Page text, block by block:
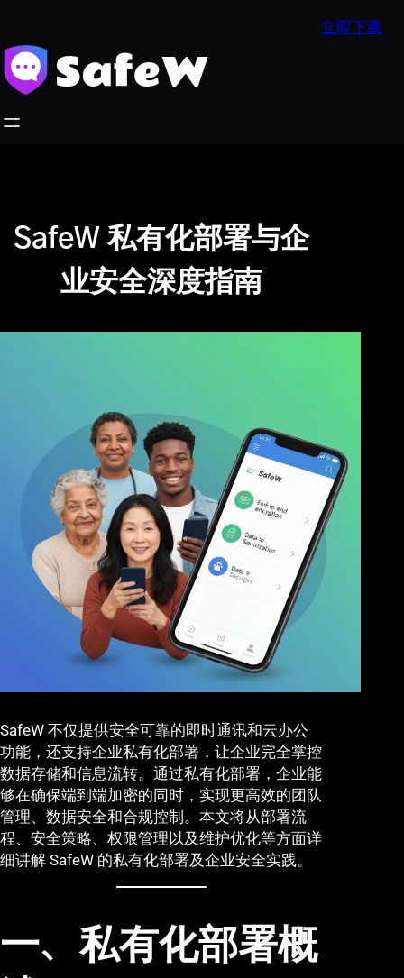
内
容
立即下载
SafeW 私有化部署与企
业安全深度指南
SafeW 不仅提供安全可靠的即时通讯和云办公
功能，还支持企业私有化部署，让企业完全掌控
数据存储和信息流转。通过私有化部署，企业能
够在确保端到端加密的同时，实现更高效的团队
管理、数据安全和合规控制。本文将从部署流
程、安全策略、权限管理以及维护优化等方面详
细讲解 SafeW 的私有化部署及企业安全实践。
一、私有化部署概